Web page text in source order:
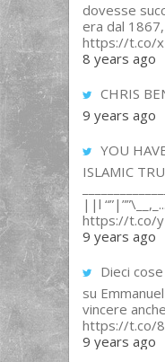
dovesse
era dal
https://t.co/
8 years ago
CHRIS
9 years ago
YOU
ISLAMIC
||l “”|””\__,_...
https://t.co/
9 years ago
Dieci
su
vincere
https://t.co/
9 years ago